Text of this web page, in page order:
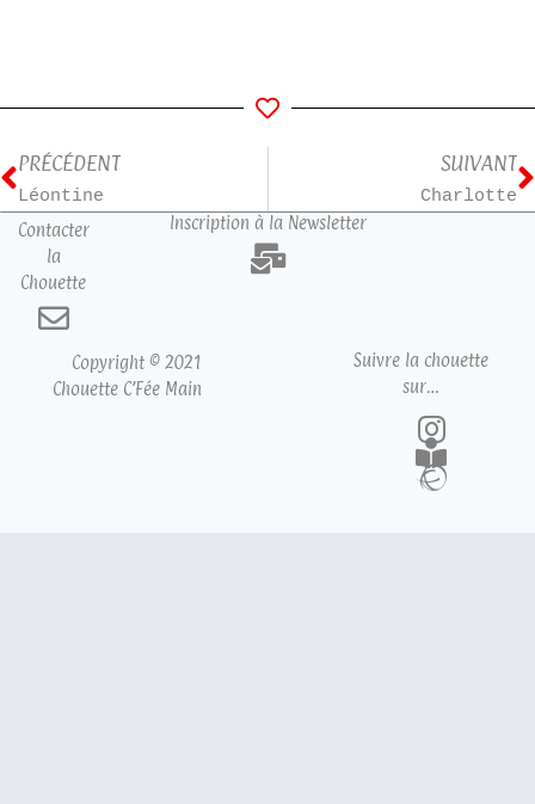
PRÉCÉDENT
Léontine
SUIVANT
Charlotte
Contacter
la
Chouette
Inscription à la Newsletter
Copyright © 2021
Chouette C’Fée Main
Suivre la chouette
sur…